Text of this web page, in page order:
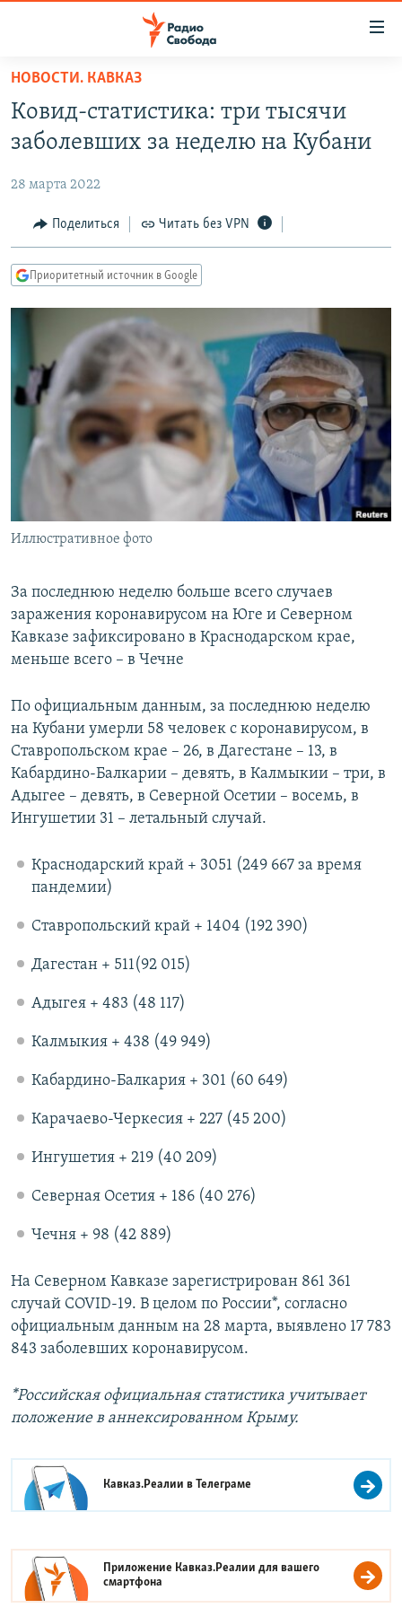
упрощенного
доступа
Вернуться
основному
Вернутся
главной
навигации
Вернутся
ПОДКАСТЫ
ЦИТАТЫ СВОБОДЫ
МНЕНИЯ
IDEL.РЕАЛИИ
КАВКАЗ.РЕАЛИИ
СЕВЕР.РЕАЛИИ
СИБИРЬ.РЕАЛИИ
РАСПИСАНИЕ ВЕЩАНИЯ
ПОДПИШИТЕСЬ НА РАССЫЛКУ
Все сайты РСЕ/РС
НОВОСТИ. КАВКАЗ
Ковид-статистика: три тысячи
заболевших за неделю на Кубани
28 марта 2022
Поделиться Читать без VPN
Приоритетный источник в Google
Иллюстративное фото
За последнюю неделю больше всего случаев
заражения коронавирусом на Юге и Северном
Кавказе зафиксировано в Краснодарском крае,
меньше всего – в Чечне
По официальным данным, за последнюю неделю
на Кубани умерли 58 человек с коронавирусом, в
Ставропольском крае – 26, в Дагестане – 13, в
Кабардино-Балкарии – девять, в Калмыкии – три, в
Адыгее – девять, в Северной Осетии – восемь, в
Ингушетии 31 – летальный случай.
Краснодарский край + 3051 (249 667 за время
пандемии)
Ставропольский край + 1404 (192 390)
Дагестан + 511(92 015)
Адыгея + 483 (48 117)
Калмыкия + 438 (49 949)
Кабардино-Балкария + 301 (60 649)
Карачаево-Черкесия + 227 (45 200)
Ингушетия + 219 (40 209)
Северная Осетия + 186 (40 276)
Чечня + 98 (42 889)
На Северном Кавказе зарегистрирован 861 361
случай COVID-19. В целом по России*, согласно
официальным данным на 28 марта, выявлено 17 783
843 заболевших коронавирусом.
*Российская официальная статистика учитывает
положение в аннексированном Крыму.
Кавказ.Реалии вТелеграме
Приложение Кавказ.Реалии для вашего
смартфона